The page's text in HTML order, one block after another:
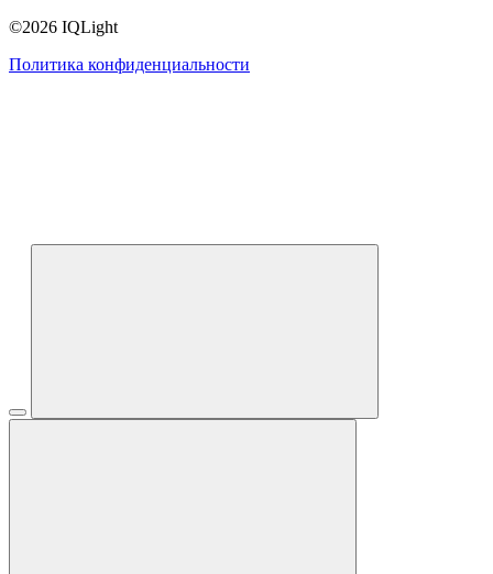
©2026 IQLight
Политика конфиденциальности